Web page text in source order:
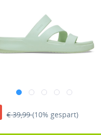
€ 39,99(10% gespart)